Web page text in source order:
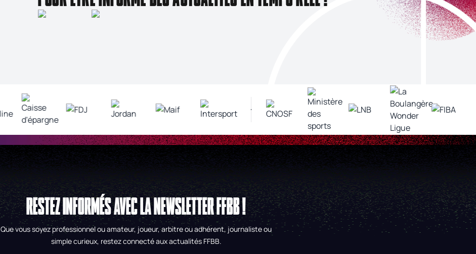
RESTEZ INFORMÉS AVEC LA NEWSLETTER FFBB !
Que vous soyez professionnel ou amateur, joueur, arbitre ou adhérent, journaliste ou
simple curieux, restez connecté aux actualités FFBB.